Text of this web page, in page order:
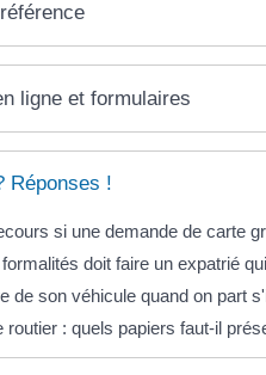
ligne et formulaires
Réponses !
si une demande de carte
doit faire un expatrié
de son véhicule quand on part
routier : quels papiers faut-il